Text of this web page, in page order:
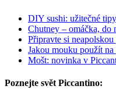
DIY sushi: užitečné
Chutney – omáčka, do
Připravte si
Jakou mouku použít
Mošt: novinka v
Poznejte svět Piccantino: